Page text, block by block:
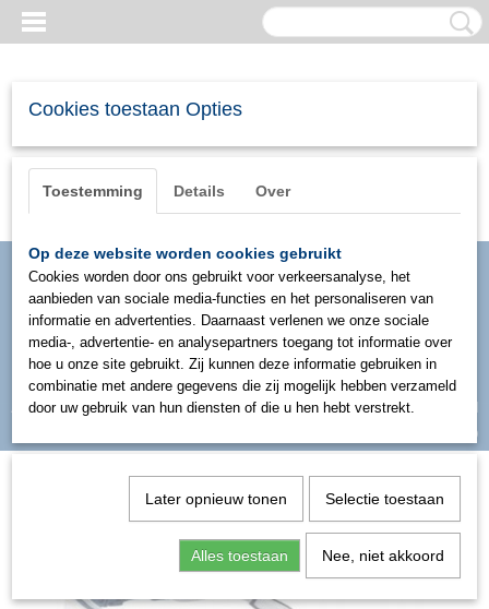
Inloggen Registreren
UW WINKELWAGEN
(0)
Cookies toestaan Opties
Toestemming Details Over
Op deze website worden cookies gebruikt
Cookies worden door ons gebruikt voor verkeersanalyse, het
aanbieden van sociale media-functies en het personaliseren van
informatie en advertenties. Daarnaast verlenen we onze sociale
media-, advertentie- en analysepartners toegang tot informatie over
hoe u onze site gebruikt. Zij kunnen deze informatie gebruiken in
combinatie met andere gegevens die zij mogelijk hebben verzameld
door uw gebruik van hun diensten of die u hen hebt verstrekt.
Later opnieuw tonen Selectie toestaan
Alles toestaan Nee, niet akkoord